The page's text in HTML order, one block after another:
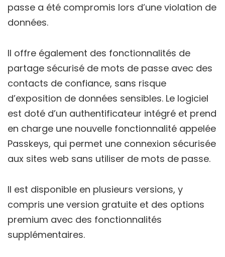
passe a été compromis lors d’une violation de
données.
Il offre également des fonctionnalités de
partage sécurisé de mots de passe avec des
contacts de confiance, sans risque
d’exposition de données sensibles. Le logiciel
est doté d’un authentificateur intégré et prend
en charge une nouvelle fonctionnalité appelée
Passkeys, qui permet une connexion sécurisée
aux sites web sans utiliser de mots de passe.
Il est disponible en plusieurs versions, y
compris une version gratuite et des options
premium avec des fonctionnalités
supplémentaires.